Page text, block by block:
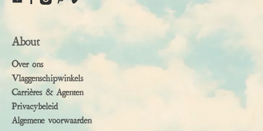
About
Over ons
Vlaggenschipwinkels
Carrières & Agenten
Privacybeleid
Algemene voorwaarden